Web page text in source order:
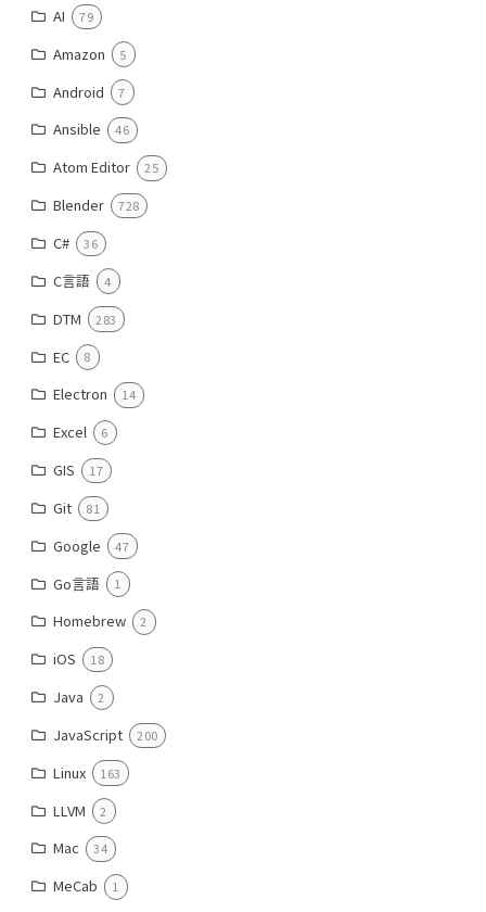
AI 79
Amazon 5
Android 7
Ansible 46
Atom Editor 25
Blender 728
C# 36
C言語 4
DTM 283
EC 8
Electron 14
Excel 6
GIS 17
Git 81
Google 47
Go言語 1
Homebrew 2
iOS 18
Java 2
JavaScript 200
Linux 163
LLVM 2
Mac 34
MeCab 1